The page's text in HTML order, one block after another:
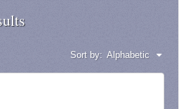
Sort by: Alphabetic